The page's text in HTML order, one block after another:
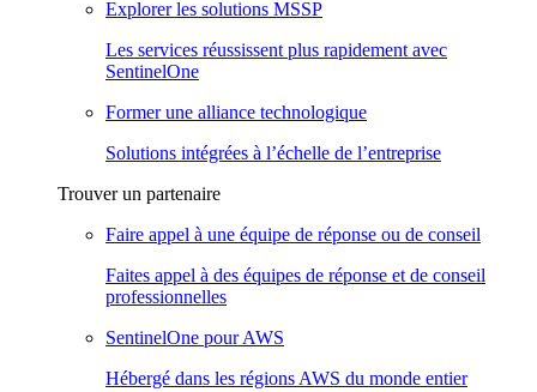
Explorer les solutions MSSP
Les services réussissent plus rapidement avec
SentinelOne
Former une alliance technologique
Solutions intégrées à l’échelle de l’entreprise
Trouver un partenaire
Faire appel à une équipe de réponse ou de conseil
Faites appel à des équipes de réponse et de conseil
professionnelles
SentinelOne pour AWS
Hébergé dans les régions AWS du monde entier